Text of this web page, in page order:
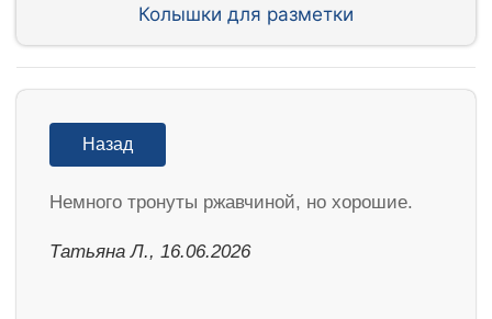
Колышки для разметки
Назад
Немного тронуты ржавчиной, но хорошие.
Татьяна Л., 16.06.2026